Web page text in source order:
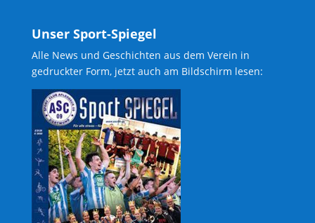
Unser Sport-Spiegel
Alle News und Geschichten aus dem Verein in
gedruckter Form, jetzt auch am Bildschirm lesen: